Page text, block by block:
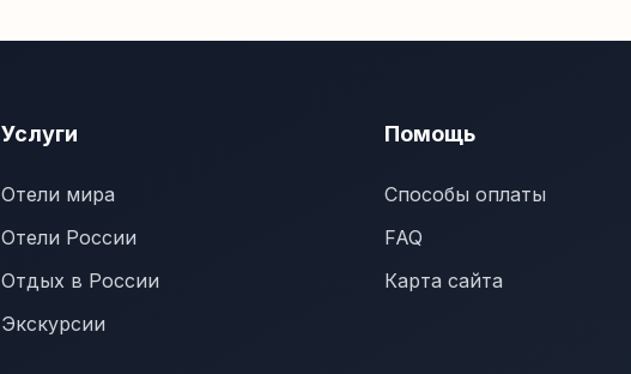
Услуги
Отели мира
Отели России
Отдых в России
Экскурсии
Помощь
Способы оплаты
FAQ
Карта сайта